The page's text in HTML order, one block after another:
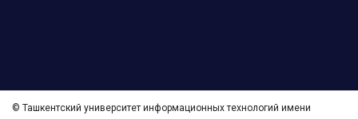
© Ташкентский университет информационных технологий имени